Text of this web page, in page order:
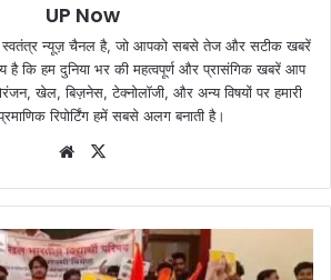
UP Now
न्यूज़ चैनल है, जो आपको सबसे तेज और सटीक खबरें
है कि हम दुनिया भर की महत्वपूर्ण और प्रासंगिक खबरें आप
खेल, बिज़नेस, टेक्नोलॉजी, और अन्य विषयों पर हमारी
रिपोर्टिंग हमें सबसे अलग बनाती है।
Website